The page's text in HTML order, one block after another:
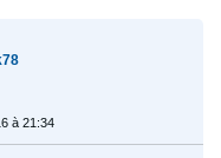
à 21:34